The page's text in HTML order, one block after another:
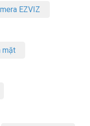
EZVIZ
mặt